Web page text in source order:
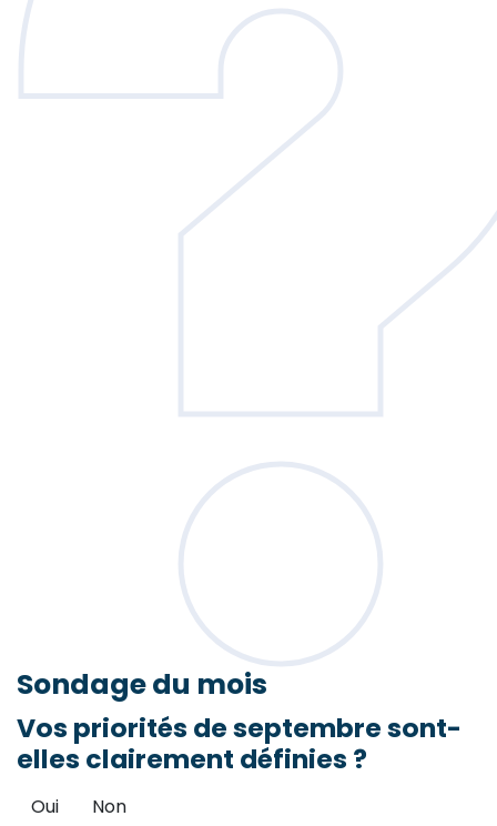
Sondagedu mois
Vos priorités de septembre sont-
elles clairement définies ?
Oui Non